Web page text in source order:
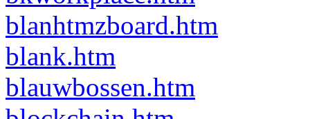
blanhtmzboard.htm
blank.htm
blauwbossen.htm